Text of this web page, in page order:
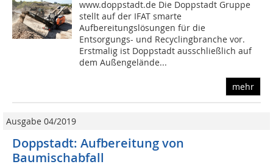
www.doppstadt.de Die Doppstadt Gruppe
stellt auf der IFAT smarte
Aufbereitungslösungen für die
Entsorgungs- und Recyclingbranche vor.
Erstmalig ist Doppstadt ausschließlich auf
dem Außengelände...
mehr
Ausgabe 04/2019
Doppstadt: Aufbereitung von
Baumischabfall